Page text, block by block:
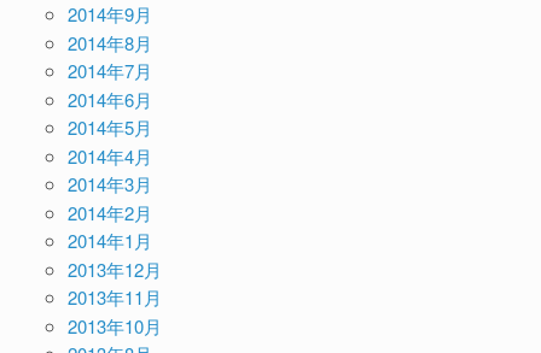
2014年9月
2014年8月
2014年7月
2014年6月
2014年5月
2014年4月
2014年3月
2014年2月
2014年1月
2013年12月
2013年11月
2013年10月